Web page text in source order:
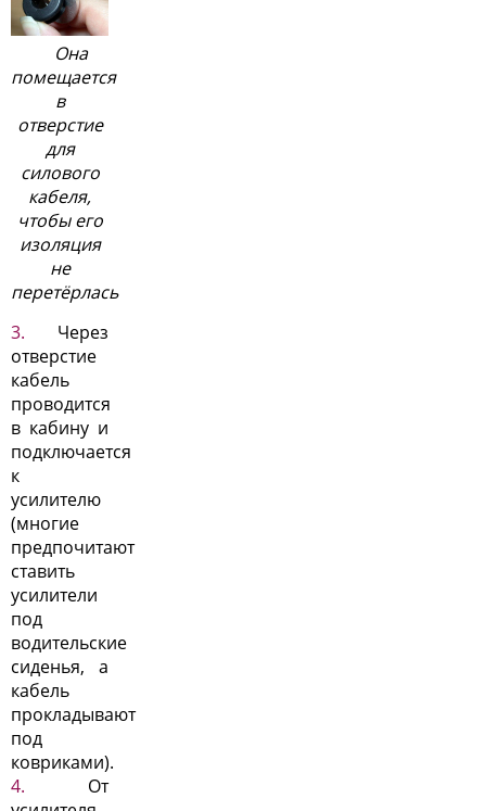
Она
помещается
в
отверстие
для
силового
кабеля,
чтобы его
изоляция
не
перетёрлась
Через
отверстие
кабель
проводится
в кабину и
подключается
к
усилителю
(многие
предпочитают
ставить
усилители
под
водительские
сиденья, а
кабель
прокладывают
под
ковриками).
От